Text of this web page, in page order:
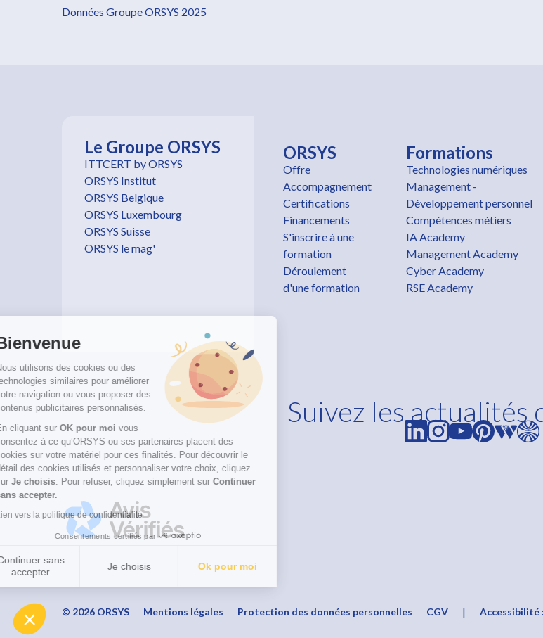
Bienvenue
Nous utilisons des cookies ou des
technologies similaires pour améliorer
votre navigation ou vous proposer des
contenus publicitaires personnalisés.
En cliquant surOK pour moi
consentez à ce qu’ORSYS ou ses partenaires placent des
cookies sur votre matériel pour ces finalités. Pour découvrir le
détail des cookies utilisés et personnaliser votre choix, cliquez
surJe choisis. Pour refuser, cliquez simplement surContinuer
sans accepter.
Lien vers la politique de confidentialité
Consentements certifiés par
Continuer sans
accepter
Je choisis Ok pour moi
Notre plateforme vous permet d'adapter et de gérer vos paramètres de confidentialité, en garantissant
Données Groupe ORSYS 2025
Le Groupe ORSYS
ITTCERT by ORSYS
ORSYS Institut
ORSYS Belgique
ORSYS Luxembourg
ORSYS Suisse
ORSYS le mag'
ORSYS
Offre
Accompagnement
Certifications
Financements
S'inscrire à une
formation
Déroulement
d'une formation
Formations
Technologies numériques
Management -
Développement personnel
Compétences métiers
IA Academy
Management Academy
Cyber Academy
RSE Academy
Suivez les actualités
© 2026 ORSYS Mentions légales Protection des données personnelles CGV | Accessibilité